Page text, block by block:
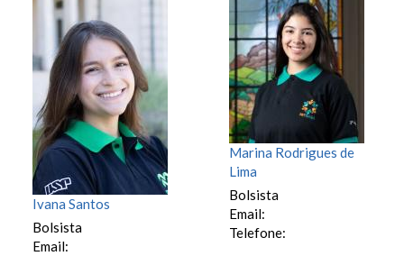
Ivana Santos
Bolsista
Email:
Marina Rodrigues de
Lima
Bolsista
Email:
Telefone: